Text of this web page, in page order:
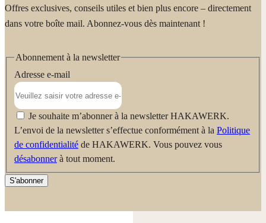
Offres exclusives, conseils utiles et bien plus encore – directement
dans votre boîte mail. Abonnez-vous dès maintenant !
Abonnement à la newsletter
Adresse e-mail
Je souhaite m’abonner à la newsletter HAKAWERK.
L’envoi de la newsletter s’effectue conformément à la Politique
de confidentialité de HAKAWERK. Vous pouvez vous
désabonnerà tout moment.
S'abonner